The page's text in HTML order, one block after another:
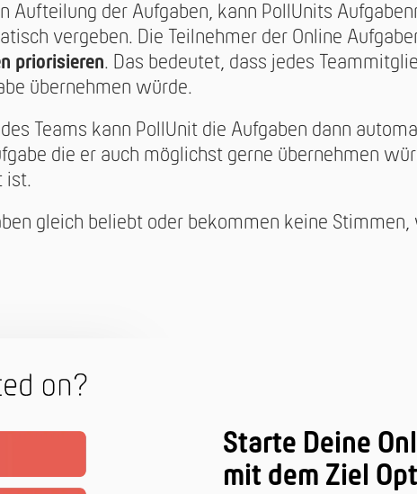
Aufteilung der Aufgaben, kann PollUnits
vergeben. Die Teilnehmer der Online
priorisieren. Das bedeutet, dass jedes
übernehmen würde.
Teams kann PollUnit die Aufgaben dann
die er auch möglichst gerne übernehmen
ist.
gleich beliebt oder bekommen keine Stimmen,
Starte Deine
mit dem Ziel